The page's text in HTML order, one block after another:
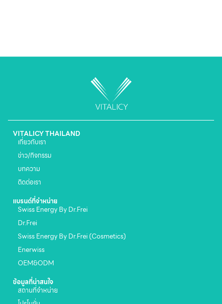
VITALICY THAILAND
เกี่ยวกับเรา
ข่าว/กิจกรรม
บทความ
ติดต่อเรา
แบรนด์ที่จำหน่าย
Swiss Energy By Dr.Frei
Dr.Frei
Swiss Energy By Dr.Frei (Cosmetics)
Enerwiss
OEM&ODM
ข้อมูลที่น่าสนใจ
สถานที่จำหน่าย